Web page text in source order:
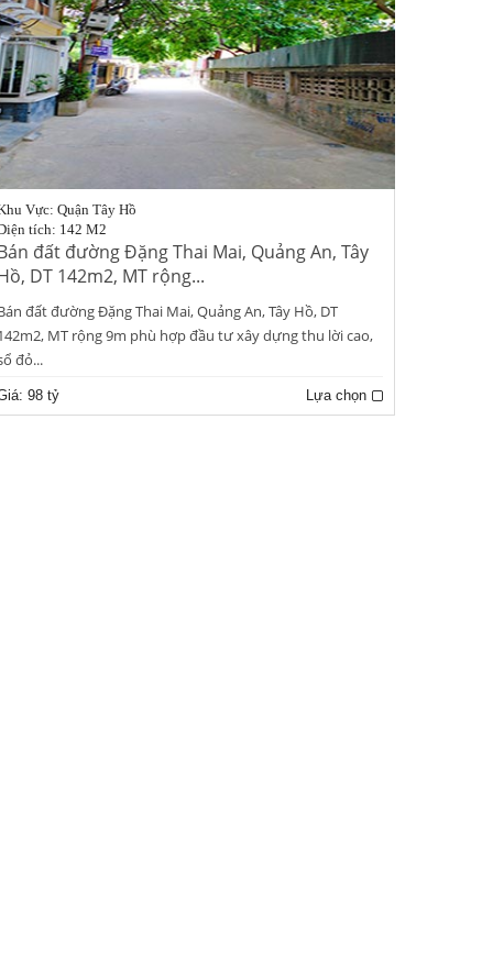
Vực: Quận Tây Hồ
tích: 142 M2
đất đường Đặng Thai Mai, Quảng An, Tây
DT 142m2, MT rộng...
đất đường Đặng Thai Mai, Quảng An, Tây Hồ, DT
MT rộng 9m phù hợp đầu tư xây dựng thu lời cao,
đỏ...
98 tỷ Lựa chọn